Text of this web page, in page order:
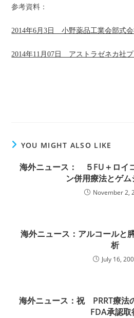
参考資料：
2014年6月3日 小野薬品工業会部式
2014年11月07日 アストラゼネカ社
YOU MIGHT ALSO LIKE
海外ニュース： ５FU＋ロイ
ン併用療法とゲ
November 2,
海外ニュース：アルコールと
析
July 16,
海外ニュース：祝 PRRT療法
FDA承認取